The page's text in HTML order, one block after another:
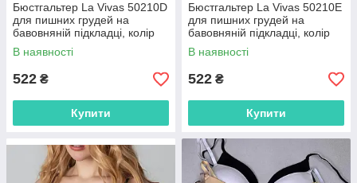
Бюстгальтер La Vivas 50210D
для пишних грудей на
бавовняній підкладці, колір
Білий, розмір 85D
В наявності
522 ₴
Купити
Бюстгальтер La Vivas 50210E
для пишних грудей на
бавовняній підкладці, колір
Пудровий, розмір 90E
В наявності
522 ₴
Купити